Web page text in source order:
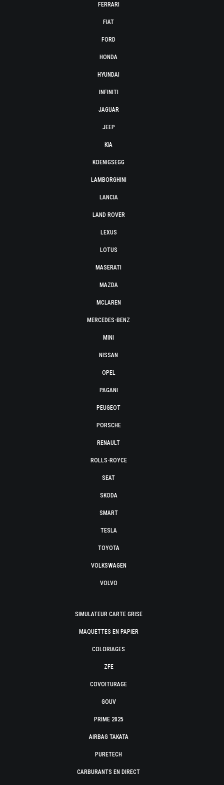
FERRARI
FIAT
FORD
HONDA
HYUNDAI
INFINITI
JAGUAR
JEEP
KIA
KOENIGSEGG
LAMBORGHINI
LANCIA
LAND ROVER
LEXUS
LOTUS
MASERATI
MAZDA
MCLAREN
MERCEDES-BENZ
MINI
NISSAN
OPEL
PAGANI
PEUGEOT
PORSCHE
RENAULT
ROLLS-ROYCE
SEAT
SKODA
SMART
TESLA
TOYOTA
VOLKSWAGEN
VOLVO
SIMULATEUR CARTE GRISE
MAQUETTES EN PAPIER
COLORIAGES
ZFE
COVOITURAGE
GOUV
PRIME 2025
AIRBAG TAKATA
PURETECH
CARBURANTS EN DIRECT